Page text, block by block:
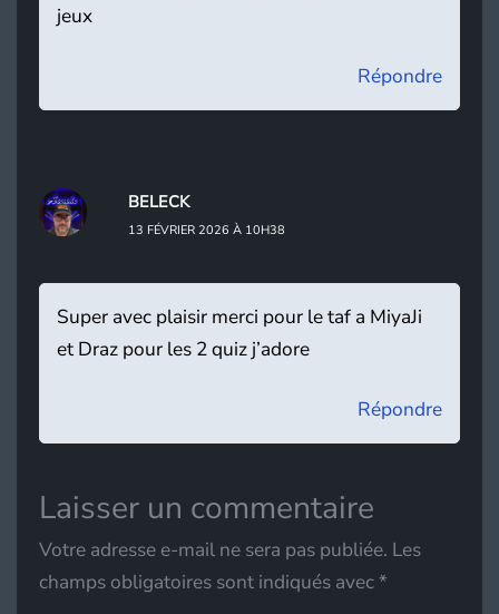
jeux
Répondre
BELECK
13 FÉVRIER 2026 À 10H38
Super avec plaisir merci pour le taf a MiyaJi
et Draz pour les 2 quiz j’adore
Répondre
Laisser un commentaire
Votre adresse e-mail ne sera pas publiée. Les
champs obligatoires sont indiqués avec*